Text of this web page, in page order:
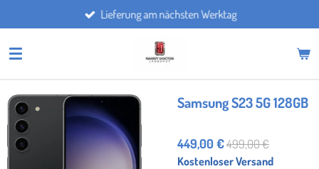
Hauptinhalt
springen
Lieferung am nächsten Werktag
Samsung S23 5G 128GB
449,00 €499,00 €
Kostenloser Versand